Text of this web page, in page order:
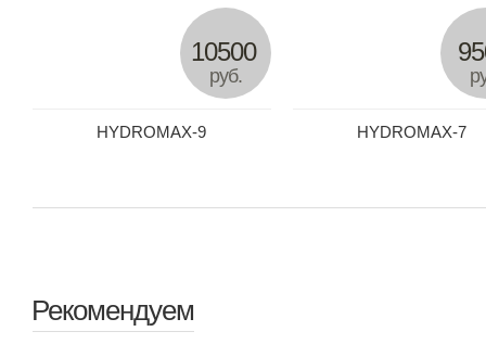
HYDROMAX-9
10500
руб.
HYDROMAX-7
Рекомендуем